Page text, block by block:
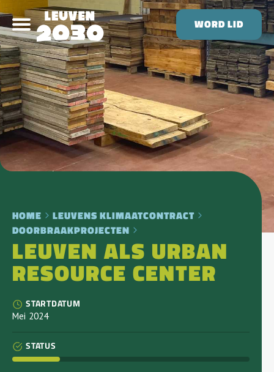
WORD LID
HOME
LEUVENS KLIMAATCONTRACT
DOORBRAAKPROJECTEN
LEUVEN ALS URBAN
RESOURCE CENTER
STARTDATUM
Mei 2024
STATUS